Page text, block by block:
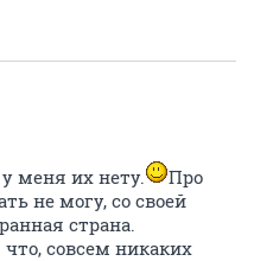
меня их нету.
Про
не могу, со своей
страна.
совсем никаких